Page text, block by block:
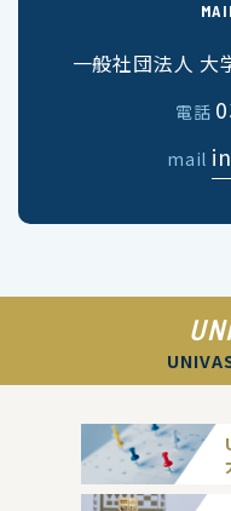
一般社団法人 大
電話
mail